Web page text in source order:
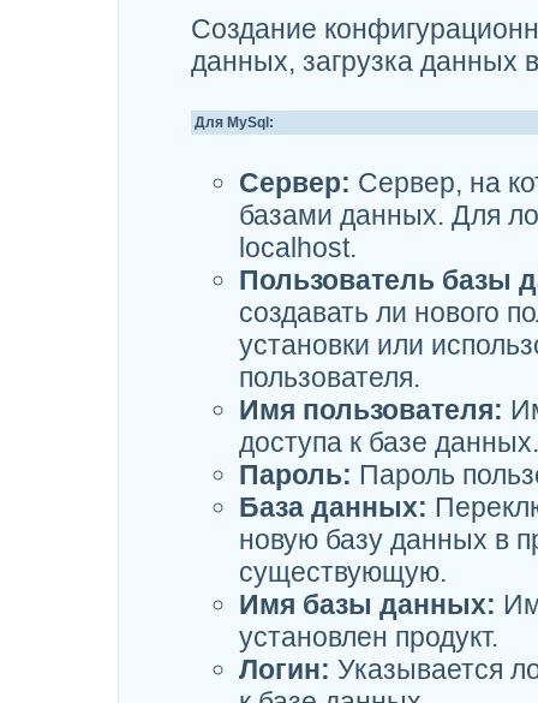
Создание
данных, загрузка данных
Для MySql:
Сервер: Сервер, на
базами данных. Для
localhost.
Пользователь базы
создавать ли нового
установки или
пользователя.
Имя пользователя:
доступа к базе данных.
Пароль: Пароль
База данных:
новую базу данных в
существующую.
Имя базы данных:
установлен продукт.
Логин: Указывается